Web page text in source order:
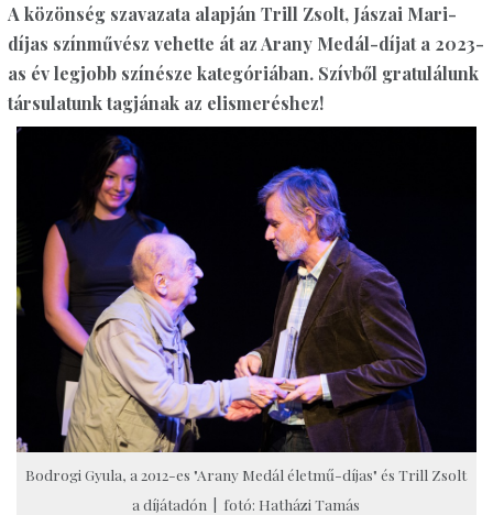
A közönség szavazata alapján Trill Zsolt, Jászai Mari-
díjas színművész vehette át az Arany Medál-díjat a 2023-
as év legjobb színésze kategóriában. Szívből gratulálunk
társulatunk tagjának az elismeréshez!
Bodrogi Gyula, a 2012-es "Arany Medál életmű-díjas" és Trill Zsolt
a díjátadón | fotó: Hatházi Tamás